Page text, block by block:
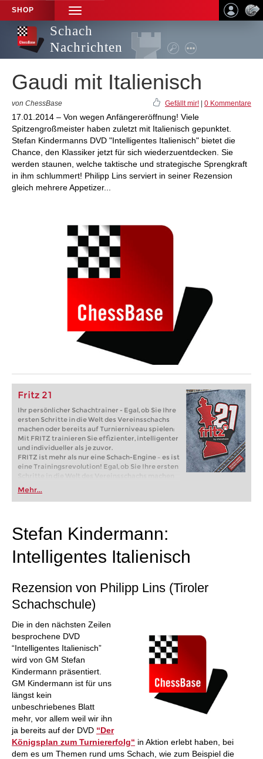
SHOP
TOGGLE
NAVIGATION
Schach
Nachrichten
Gaudi mit Italienisch
von ChessBase Gefällt mir! 0 Kommentare
17.01.2014 – Von wegen Anfängereröffnung! Viele
Spitzengroßmeister haben zuletzt mit Italienisch gepunktet.
Stefan Kindermanns DVD "Intelligentes Italienisch" bietet die
Chance, den Klassiker jetzt für sich wiederzuentdecken. Sie
werden staunen, welche taktische und strategische Sprengkraft
in ihm schlummert! Philipp Lins serviert in seiner Rezension
gleich mehrere Appetizer...
Fritz 21
Ihr persönlicher Schachtrainer - Egal, ob Sie Ihre
ersten Schritte in die Welt des Vereinsschachs
machen oder bereits auf Turnierniveau spielen:
Mit FRITZ trainieren Sie effizienter, intelligenter
und individueller als je zuvor.
FRITZ ist mehr als nur eine Schach-Engine – es ist
eine Trainingsrevolution! Egal, ob Sie Ihre ersten
Schritte in die Welt des Vereinsschachs machen
oder bereits auf Turnierniveau spielen: Mit
FRITZ trainieren Sie effizienter, intelligenter und
individueller als je zuvor.
Mehr...
Stefan Kindermann:
Intelligentes Italienisch
Rezension von Philipp Lins (Tiroler
Schachschule)
Die in den nächsten Zeilen
besprochene DVD
“Intelligentes Italienisch”
wird von GM Stefan
Kindermann präsentiert.
GM Kindermann ist für uns
längst kein
unbeschriebenes Blatt
mehr, vor allem weil wir ihn
ja bereits auf der DVD “Der
Königsplan zum Turniererfolg“ in Aktion erlebt haben, bei
dem es um Themen rund ums Schach, wie zum Beispiel die